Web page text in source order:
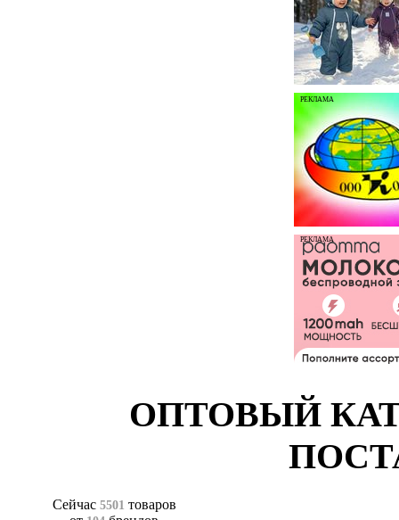
РЕКЛАМА
РЕКЛАМА
ОПТОВЫЙ
Сейчас 5501 товаров